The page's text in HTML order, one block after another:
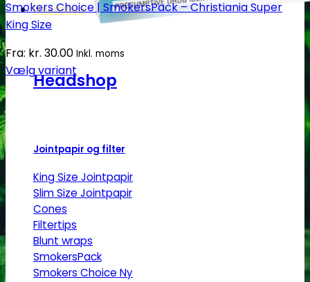
Headshop
Headshop
Jointpapir og filter
King Size Jointpapir
Slim Size Jointpapir
Cones
Filtertips
Blunt wraps
SmokersPack
Smokers Choice
Smokers Choice | SmokersPack – Christiania Super
King Size
Fra: kr. 30.00 Inkl. moms
Vælg variant
Dette
har
flere
varianter.
Mulighederne
kan
vælges
på
varesiden